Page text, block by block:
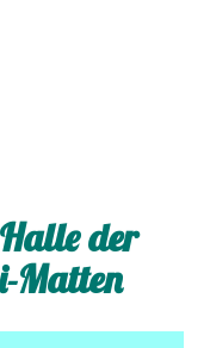
der
Matten